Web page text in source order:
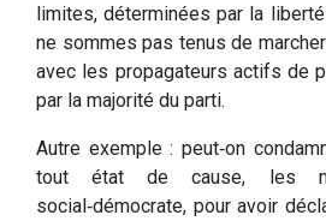
limites, déterminées par la
ne sommes pas tenus de
avec les propagateurs actifs de
par la majorité du parti.
Autre exemple : peut‑on
tout état de cause, les
social‑démocrate, pour avoir